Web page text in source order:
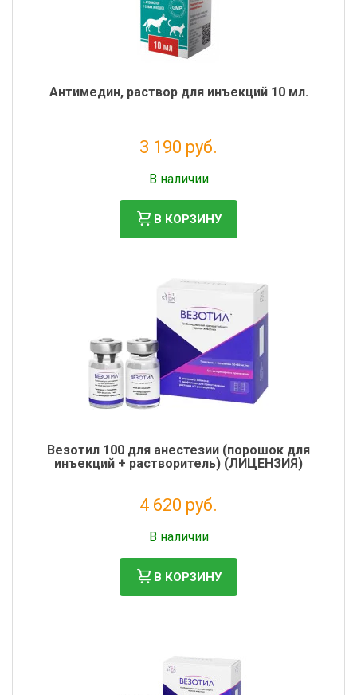
Антимедин, раствор для инъекций 10 мл.
3 190 руб.
В наличии
В КОРЗИНУ
Везотил 100 для анестезии (порошок для
инъекций + растворитель) (ЛИЦЕНЗИЯ)
4 620 руб.
В наличии
В КОРЗИНУ